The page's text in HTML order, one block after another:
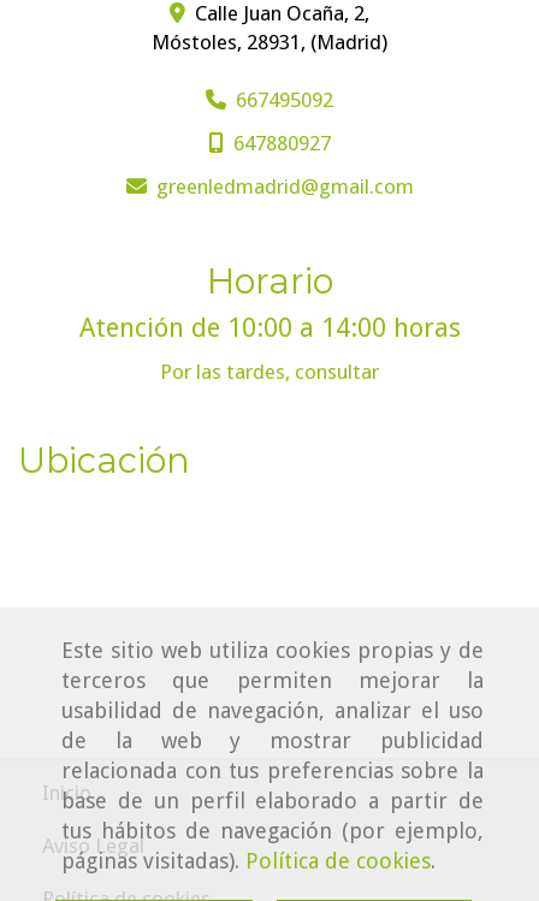
Este sitio web utiliza cookies propias y de
terceros que permiten mejorar la
usabilidad de navegación, analizar el uso
de la web y mostrar publicidad
relacionada con tus preferencias sobre la
base de un perfil elaborado a partir de
tus hábitos de navegación (por ejemplo,
páginas visitadas). Política de cookies.
Calle Juan Ocaña, 2,
Móstoles, 28931 , (Madrid)
667495092
647880927
greenledmadrid
gmail.com
Horario
Atención de 10:00 a 14:00 horas
Por las tardes, consultar
Ubicación
Inicio
Aviso Legal